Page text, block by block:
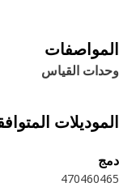
القياس
المتوافقة
460
470